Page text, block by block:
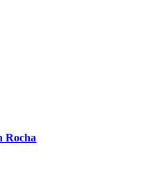
Rocha